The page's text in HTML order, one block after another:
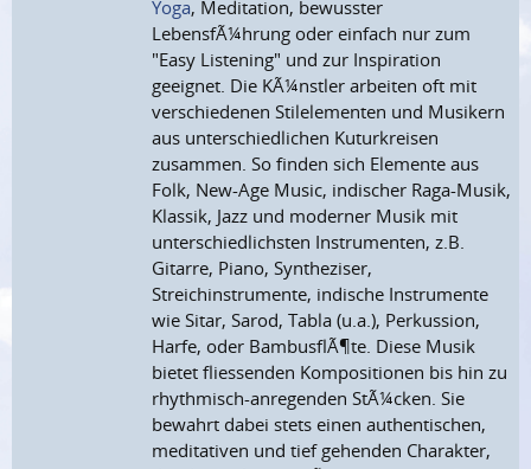
Yoga, Meditation, bewusster
LebensfÃ¼hrung oder einfach nur zum
"Easy Listening" und zur Inspiration
geeignet. Die KÃ¼nstler arbeiten oft mit
verschiedenen Stilelementen und Musikern
aus unterschiedlichen Kuturkreisen
zusammen. So finden sich Elemente aus
Folk, New-Age Music, indischer Raga-Musik,
Klassik, Jazz und moderner Musik mit
unterschiedlichsten Instrumenten, z.B.
Gitarre, Piano, Syntheziser,
Streichinstrumente, indische Instrumente
wie Sitar, Sarod, Tabla (u.a.), Perkussion,
Harfe, oder BambusflÃ¶te. Diese Musik
bietet fliessenden Kompositionen bis hin zu
rhythmisch-anregenden StÃ¼cken. Sie
bewahrt dabei stets einen authentischen,
meditativen und tief gehenden Charakter,